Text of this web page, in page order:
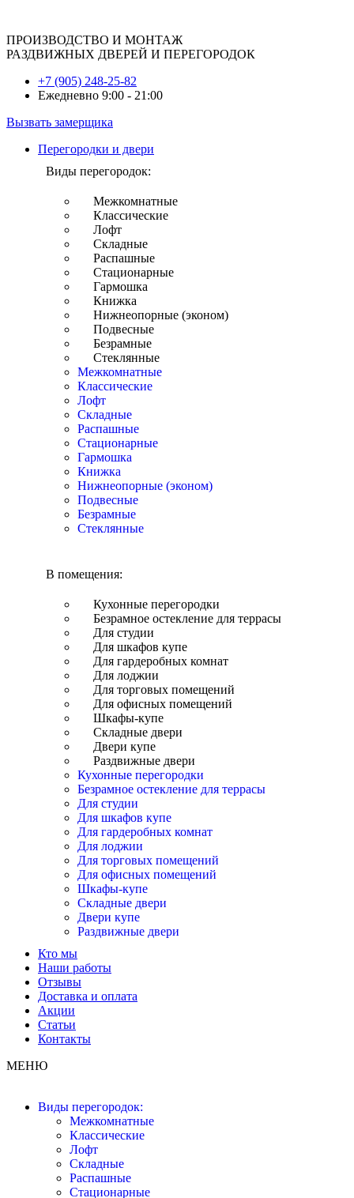
ПРОИЗВОДСТВО И МОНТАЖ
РАЗДВИЖНЫХ ДВЕРЕЙ И ПЕРЕГОРОДОК
+7 (905) 248-25-82
Ежедневно 9:00 - 21:00
Вызвать замерщика
Перегородки и двери
Виды перегородок:
Межкомнатные
Классические
Лофт
Складные
Распашные
Стационарные
Гармошка
Книжка
Нижнеопорные (эконом)
Подвесные
Безрамные
Стеклянные
Межкомнатные
Классические
Лофт
Складные
Распашные
Стационарные
Гармошка
Книжка
Нижнеопорные (эконом)
Подвесные
Безрамные
Стеклянные
В помещения:
Кухонные перегородки
Безрамное остекление для террасы
Для студии
Для шкафов купе
Для гардеробных комнат
Для лоджии
Для торговых помещений
Для офисных помещений
Шкафы-купе
Складные двери
Двери купе
Раздвижные двери
Кухонные перегородки
Безрамное остекление для террасы
Для студии
Для шкафов купе
Для гардеробных комнат
Для лоджии
Для торговых помещений
Для офисных помещений
Шкафы-купе
Складные двери
Двери купе
Раздвижные двери
Кто мы
Наши работы
Отзывы
Доставка и оплата
Акции
Статьи
Контакты
МЕНЮ
Виды перегородок:
Межкомнатные
Классические
Лофт
Складные
Распашные
Стационарные